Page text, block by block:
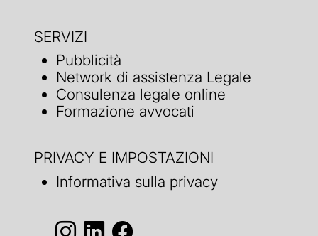
SERVIZI
Pubblicità
Network di assistenza Legale
Consulenza legale online
Formazione avvocati
PRIVACY E IMPOSTAZIONI
Informativa sulla privacy